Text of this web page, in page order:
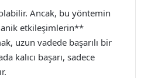
Ancak, bu yöntemin
etkileşimlerin**
uzun vadede başarılı bir
kalıcı başarı, sadece